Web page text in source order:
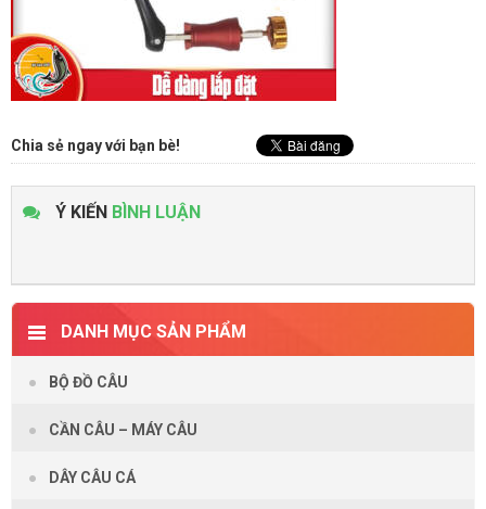
Chia sẻ ngay với bạn bè!
Ý KIẾN BÌNH LUẬN
DANH MỤC SẢN PHẨM
BỘ ĐỒ CÂU
CẦN CÂU – MÁY CÂU
DÂY CÂU CÁ